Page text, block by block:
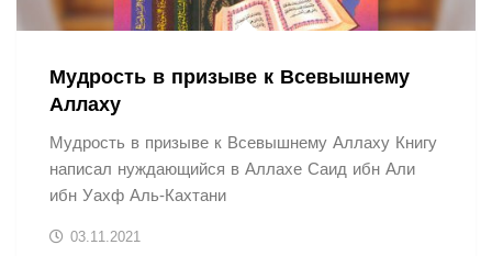
Мудрость в призыве к Всевышнему
Аллаху
Мудрость в призыве к Всевышнему Аллаху Книгу
написал нуждающийся в Аллахе Саид ибн Али
ибн Уахф Аль-Кахтани
03.11.2021